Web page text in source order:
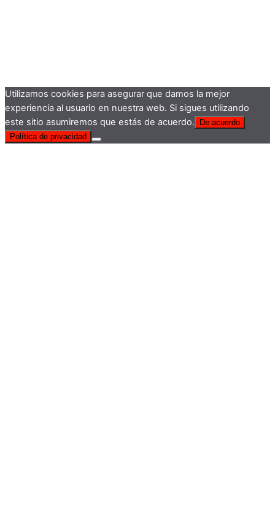
Utilizamos cookies para asegurar que damos la mejor
experiencia al usuario en nuestra web. Si sigues utilizando
este sitio asumiremos que estás de acuerdo.
De acuerdo
Política de privacidad